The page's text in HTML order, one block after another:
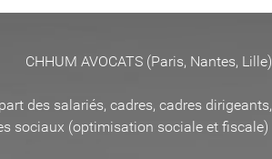
CHHUM AVOCATS (Paris, Nantes, Lille)
des salariés, cadres, cadres dirigeants,
sociaux (optimisation sociale et fiscale)